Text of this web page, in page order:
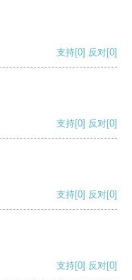
支持[0] 反对[0]
支持[0] 反对[0]
支持[0] 反对[0]
支持[0] 反对[0]